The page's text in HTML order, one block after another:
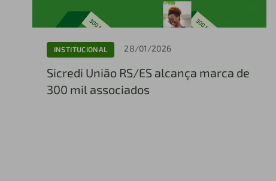
INSTITUCIONAL 28/01/2026
Sicredi União RS/ES alcança marca de
300 mil associados